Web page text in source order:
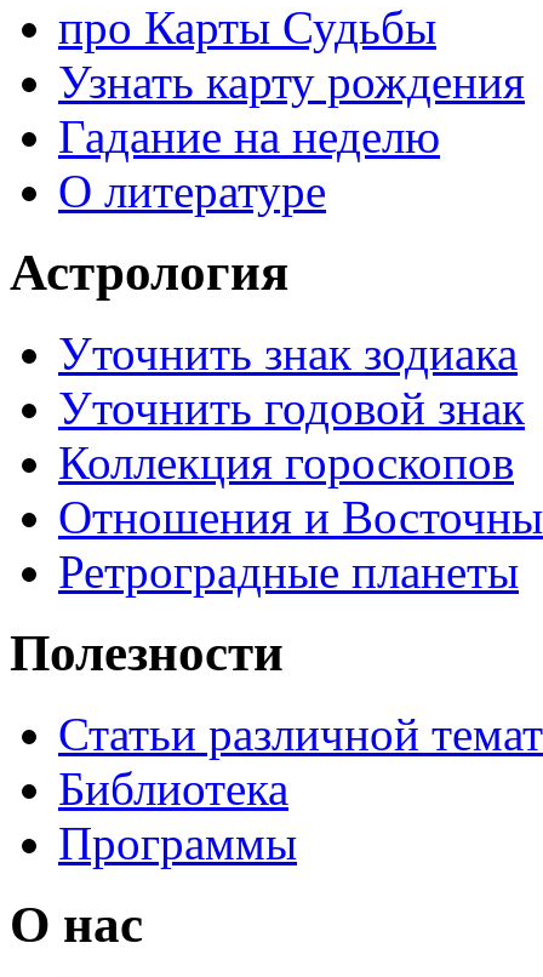
про Карты Судьбы
Узнать карту рождения
Гадание на неделю
О литературе
Астрология
Уточнить знак зодиака
Уточнить годовой знак
Коллекция гороскопов
Отношения и
Ретроградные планеты
Полезности
Статьи различной
Библиотека
Программы
О нас